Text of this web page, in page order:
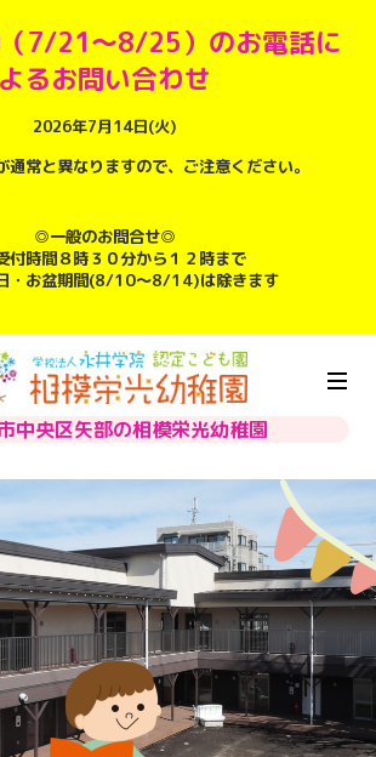
7/21～8/25）のお電話に
よるお問い合わせ
2026年7月14日(火)
通常と異なりますので、ご注意ください。
◎一般のお問合せ◎
付時間８時３０分から１２時まで
・お盆期間(8/10～8/14)は除きます
中央区矢部の相模栄光幼稚園